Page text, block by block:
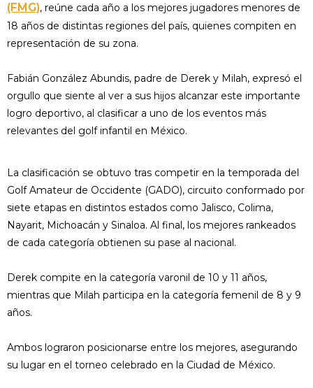
(FMG), reúne cada año a los mejores jugadores menores de
18 años de distintas regiones del país, quienes compiten en
representación de su zona.
Fabián González Abundis, padre de Derek y Milah, expresó el
orgullo que siente al ver a sus hijos alcanzar este importante
logro deportivo, al clasificar a uno de los eventos más
relevantes del golf infantil en México.
La clasificación se obtuvo tras competir en la temporada del
Golf Amateur de Occidente (GADO), circuito conformado por
siete etapas en distintos estados como Jalisco, Colima,
Nayarit, Michoacán y Sinaloa. Al final, los mejores rankeados
de cada categoría obtienen su pase al nacional.
Derek compite en la categoría varonil de 10 y 11 años,
mientras que Milah participa en la categoría femenil de 8 y 9
años.
Ambos lograron posicionarse entre los mejores, asegurando
su lugar en el torneo celebrado en la Ciudad de México.